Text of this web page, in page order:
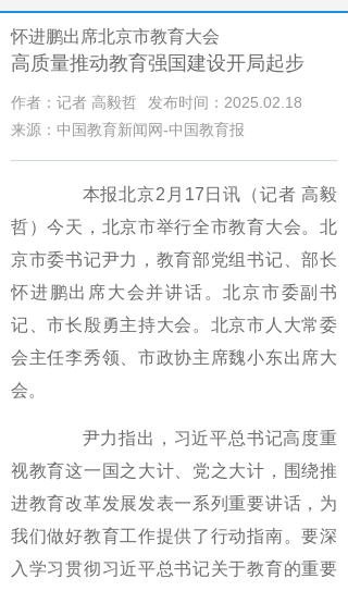
怀进鹏出席北京市教育大会
高质量推动教育强国建设开局起步
作者：记者 高毅哲
发布时间：2025.02.18
来源：中国教育新闻网-中国教育报
本报北京2月17日讯（记者 高毅
哲）今天，北京市举行全市教育大会。北
京市委书记尹力，教育部党组书记、部长
怀进鹏出席大会并讲话。北京市委副书
记、市长殷勇主持大会。北京市人大常委
会主任李秀领、市政协主席魏小东出席大
会。
尹力指出，习近平总书记高度重
视教育这一国之大计、党之大计，围绕推
进教育改革发展发表一系列重要讲话，为
我们做好教育工作提供了行动指南。要深
入学习贯彻习近平总书记关于教育的重要